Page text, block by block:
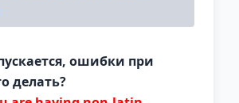
ошибки при
делать?